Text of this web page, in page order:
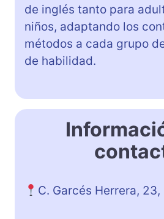
de inglés tanto para
niños, adaptando los
métodos a cada grupo
de habilidad.
C. Garcés Herrera,